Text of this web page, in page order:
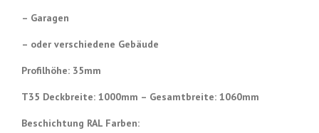
– Garagen
– oder verschiedene Gebäude
Profilhöhe: 35mm
T35 Deckbreite: 1000mm – Gesamtbreite: 1060mm
Beschichtung RAL Farben: